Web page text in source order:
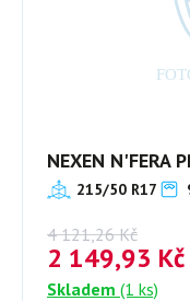
NEXEN N'FERA
215/50 R17
4 121,26 Kč
2 149,93 Kč
Skladem (1 ks)